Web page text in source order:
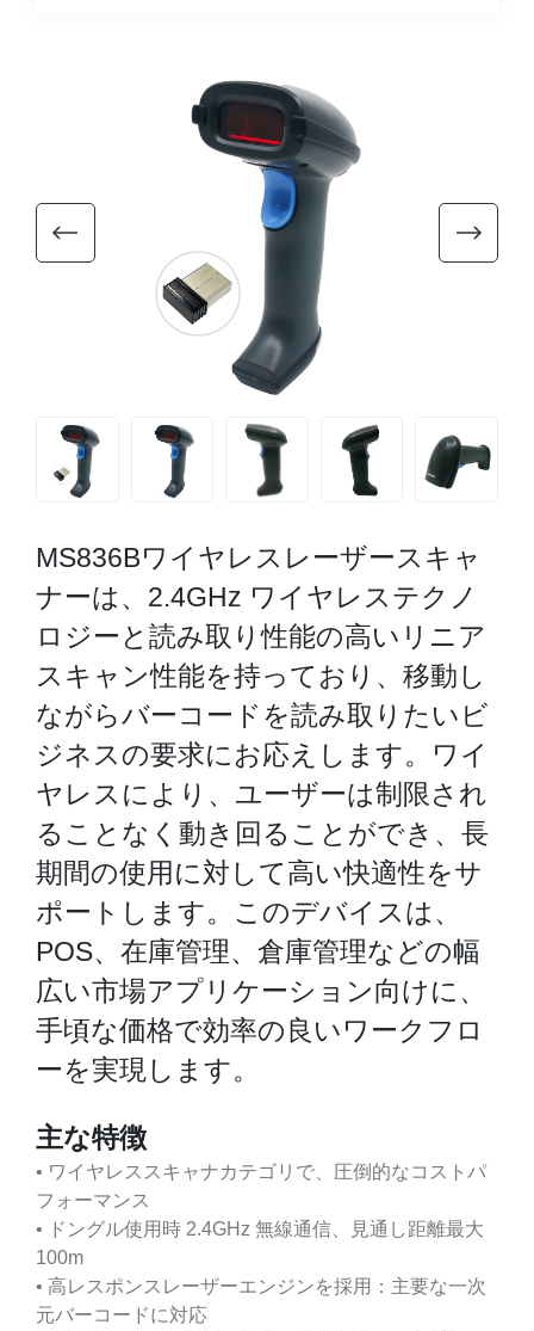
MS836Bワイヤレスレーザースキャ
ナーは、2.4GHz ワイヤレステクノ
ロジーと読み取り性能の高いリニア
スキャン性能を持っており、移動し
ながらバーコードを読み取りたいビ
ジネスの要求にお応えします。ワイ
ヤレスにより、ユーザーは制限され
ることなく動き回ることができ、長
期間の使用に対して高い快適性をサ
ポートします。このデバイスは、
POS、在庫管理、倉庫管理などの幅
広い市場アプリケーション向けに、
手頃な価格で効率の良いワークフロ
ーを実現します。
主な特徴
• ワイヤレススキャナカテゴリで、圧倒的なコストパ
フォーマンス
• ドングル使用時 2.4GHz 無線通信、見通し距離最大
100m
• 高レスポンスレーザーエンジンを採用：主要な一次
元バーコードに対応